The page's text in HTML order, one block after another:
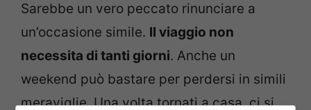
Sarebbe un vero peccato rinunciare a
un’occasione simile. Il viaggio non
necessita di tanti giorni. Anche un
weekend può bastare per perdersi in simili
meraviglie. Una volta tornati a casa, ci si